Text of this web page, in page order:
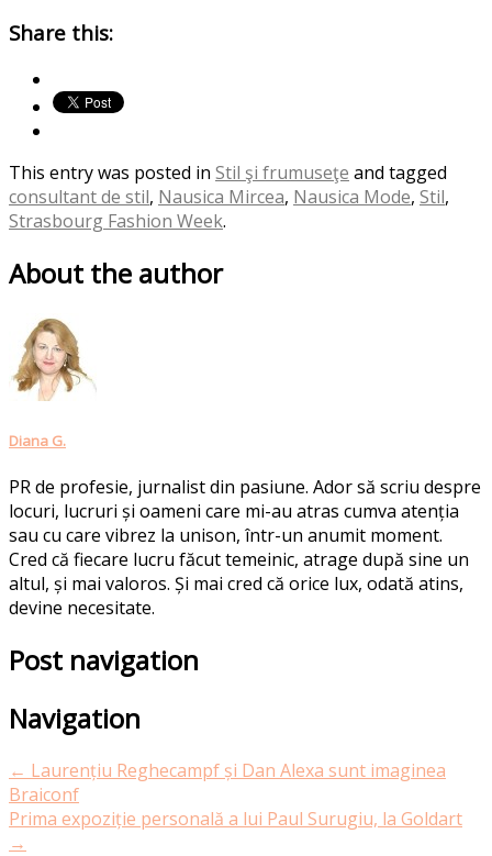
Share this:
This entry was posted in Stil şi frumuseţe and tagged
consultant de stil, Nausica Mircea, Nausica Mode, Stil,
Strasbourg Fashion Week.
About the author
Diana G.
PR de profesie, jurnalist din pasiune. Ador să scriu despre
locuri, lucruri și oameni care mi-au atras cumva atenția
sau cu care vibrez la unison, într-un anumit moment.
Cred că fiecare lucru făcut temeinic, atrage după sine un
altul, și mai valoros. Și mai cred că orice lux, odată atins,
devine necesitate.
Post navigation
Navigation
← Laurențiu Reghecampf și Dan Alexa sunt imaginea
Braiconf
Prima expoziție personală a lui Paul Surugiu, la Goldart
→